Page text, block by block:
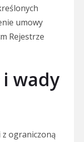
umowy
Rejestrze
i wady
z ograniczoną